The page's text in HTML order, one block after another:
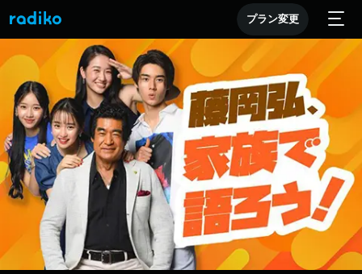
プラン変更